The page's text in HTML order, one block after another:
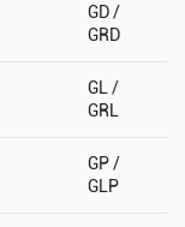
GD /
GRD
GL /
GRL
GP /
GLP